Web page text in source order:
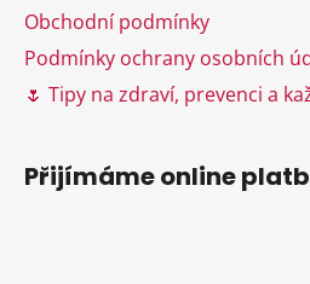
Obchodní podmínky
Podmínky ochrany osobních
🌷 Tipy na zdraví, prevenci a
Přijímáme online